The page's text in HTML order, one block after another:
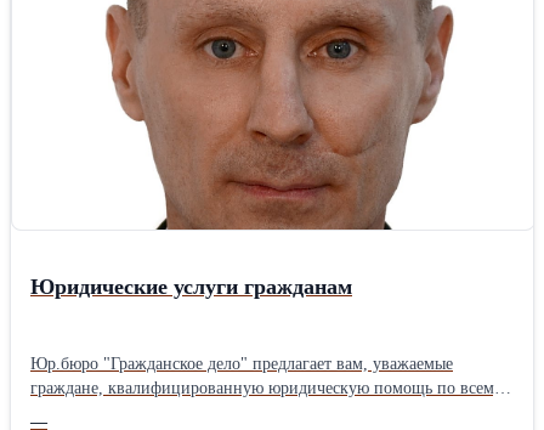
предотвращая негативные последствия. Наши специалисты
детально анализируют документы и выстраивают надёжную
стратегию защиты ваших интересов. Мы действуем строго в
рамках закона, опираясь на актуальные кодексы и свежие
решения Верховного суда. Тщательная подготовка к каждому
делу даёт ощутимые результаты даже в самых запутанных
Юридические услуги гражданам
Юр.бюро "Гражданское дело" предлагает вам, уважаемые
граждане, квалифицированную юридическую помощь по всему
—